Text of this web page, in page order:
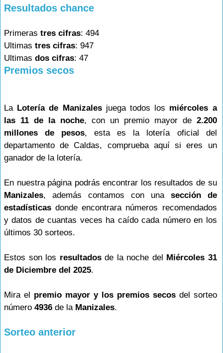
Resultados chance
Primeras tres cifras: 494
Ultimas tres cifras: 947
Ultimas dos cifras: 47
Premios secos
La Lotería de Manizalesjuega todos los miércoles a
las 11 de la noche, con un premio mayor de 2.200
millones de pesos, esta es la lotería oficial del
departamento de Caldas, comprueba aquí si eres un
ganador de la lotería.
En nuestra página podrás encontrar los resultados de su
Manizales, además contamos con una sección de
estadísticas donde encontrara números recomendados
y datos de cuantas veces ha caído cada número en los
últimos 30 sorteos.
Estos son los resultadosde la noche del Miércoles 31
de Diciembre del 2025.
Mira el premio mayor y los premios secosdel sorteo
número 4936 de la Manizales.
Sorteo anterior